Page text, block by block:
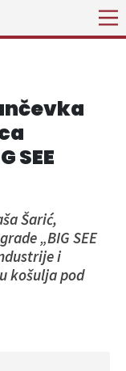
SEE
Šarić,
„BIG SEE
i
košulja pod